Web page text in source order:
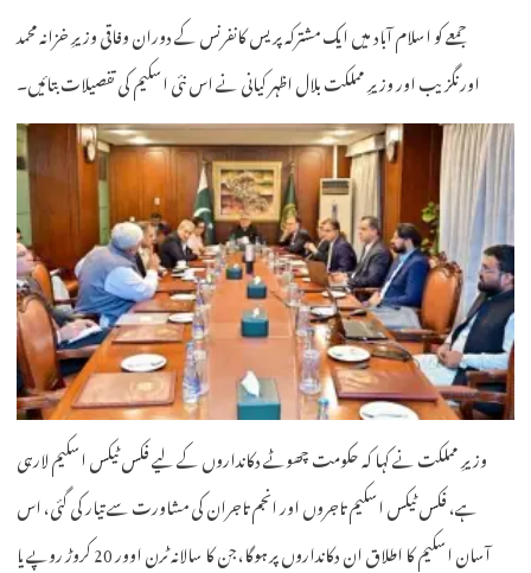
جمعے کو اسلام آباد میں ایک مشترکہ پریس کانفرنس کے دوران وفاقی وزیرِ خزانہ محمد
اورنگزیب اور وزیرِ مملکت بلال اظہر کیانی نے اس نئی اسکیم کی تفصیلات بتائیں۔
وزیرِ مملکت نے کہا کہ حکومت چھوٹے دکانداروں کے لیے فکس ٹیکس اسکیم لارہی
ہے، فکس ٹیکس اسکیم تاجروں اور انجم تاجران کی مشاورت سے تیار کی گئی، اس
آسان اسکیم کا اطلاق ان دکانداروں پر ہوگا، جن کا سالانہ ٹرن اوور 20 کروڑ روپے یا